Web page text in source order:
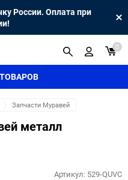
России. Оплата при
0
Запчасти Муравей
металл
Артикул: 529-QUVC